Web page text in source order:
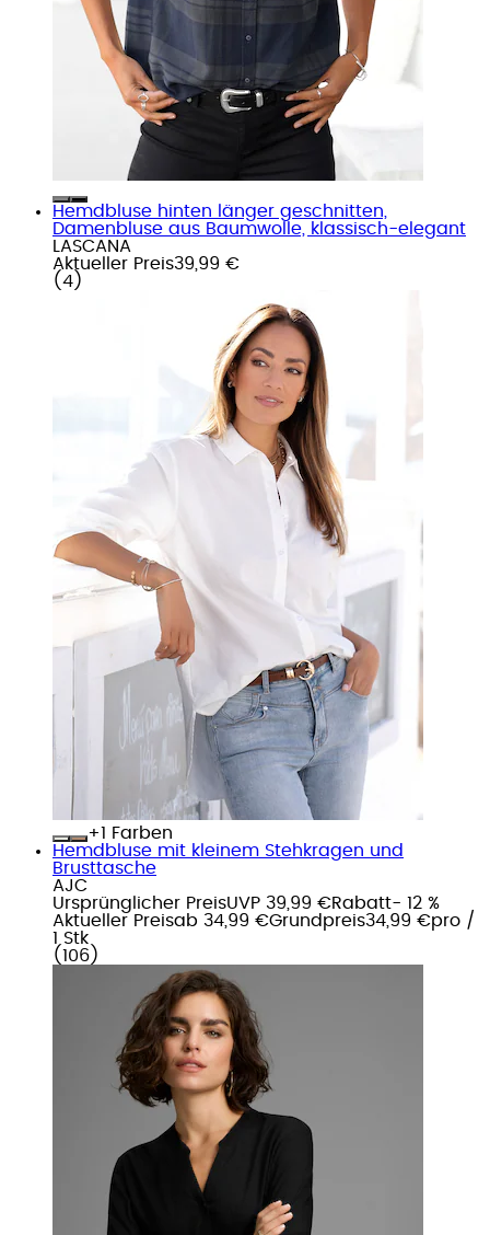
Hemdbluse hinten länger geschnitten,
Damenbluse aus Baumwolle, klassisch-elegant
LASCANA
Aktueller Preis39,99 €
( 4 )
+
Farben
Hemdbluse mit kleinem Stehkragen und
Brusttasche
AJC
Ursprünglicher PreisUVP 39,99 €Rabatt- 12 %
Aktueller Preisab 34,99 €Grundpreis34,99 €pro /
1 Stk
( 106 )